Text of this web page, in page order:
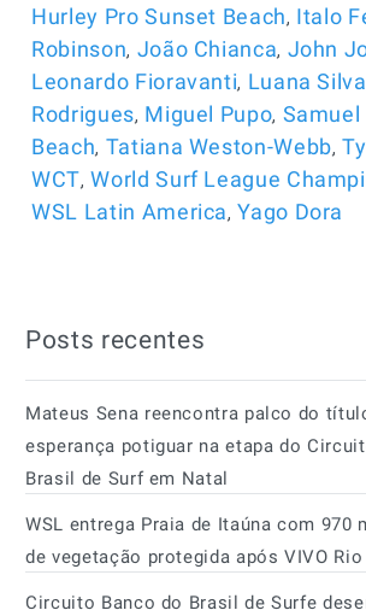
Hurley Pro Sunset Beach, Italo
Robinson, João Chianca, John
Leonardo Fioravanti, Luana Silva
Rodrigues, Miguel Pupo, Samuel
Beach, Tatiana Weston-Webb,
WCT,World Surf League
WSL Latin America,Yago Dora
Posts recentes
Mateus Sena reencontra palco do
esperança potiguar na etapa do
Brasil de Surf em Natal
WSL entrega Praia de Itaúna com 970
de vegetação protegida após VIVO Rio
Circuito Banco do Brasil de Surfe